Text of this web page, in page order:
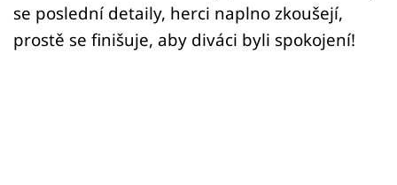
Sledujte nás
se poslední detaily, herci naplno zkoušejí,
prostě se finišuje, aby diváci byli spokojení!